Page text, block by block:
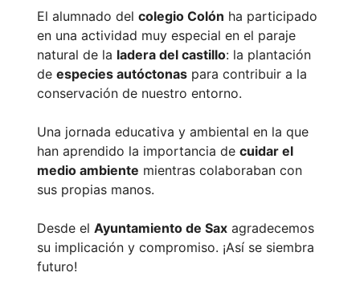
El alumnado del colegio Colón ha participado
en una actividad muy especial en el paraje
natural de la ladera del castillo: la plantación
de especies autóctonas para contribuir a la
conservación de nuestro entorno.
Una jornada educativa y ambiental en la que
han aprendido la importancia de cuidar el
medio ambiente mientras colaboraban con
sus propias manos.
Desde el Ayuntamiento de Sax agradecemos
su implicación y compromiso. ¡Así se siembra
futuro!